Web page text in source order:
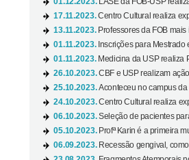
17.11.2023.Centro Cultural realiza
13.11.2023. Professores da FOB
01.11.2023. Inscrições para
01.11.2023. Medicina da USP realiza
26.10.2023.CBF e USP realizam
25.10.2023.Aconteceu no campus da
24.10.2023.Centro Cultural realiza
06.10.2023.Seleção de pacientes
05.10.2023. Profª Karin é a primeira
06.09.2023. Recessão gengival,